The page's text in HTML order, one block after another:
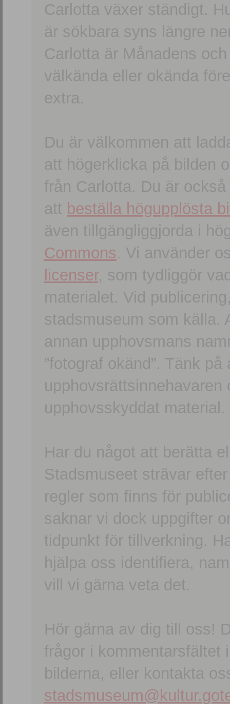
Carlotta växer ständigt.
är sökbara syns längre
Carlotta är Månadens
välkända eller okända
extra.
Du är välkommen att
att högerklicka på bilden
från Carlotta. Du är
att beställa högupplösta
även tillgängliggjorda i
Commons. Vi använder
licenser, som tydliggör
materialet. Vid
stadsmuseum som källa.
annan upphovsmans
”fotograf okänd”. Tänk
upphovsskyddat material.
Har du något att berätta
Stadsmuseet strävar
regler som finns för
saknar vi dock uppgifter
tidpunkt för tillverkning.
hjälpa oss identifiera,
vill vi gärna veta det.
Hör gärna av dig till oss!
frågor i kommentarsfältet
bilderna, eller kontakta